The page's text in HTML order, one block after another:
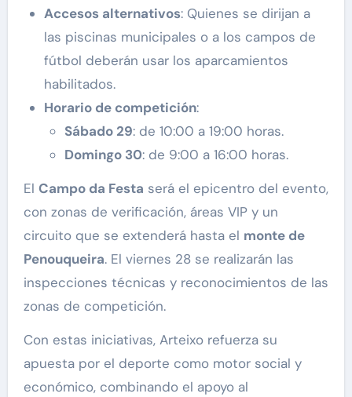
Accesos alternativos: Quienes se dirijan a
las piscinas municipales o a los campos de
fútbol deberán usar los aparcamientos
habilitados.
Horario de competición:
Sábado 29: de 10:00 a 19:00 horas.
Domingo 30: de 9:00 a 16:00 horas.
El Campo da Festa será el epicentro del evento,
con zonas de verificación, áreas VIP y un
circuito que se extenderá hasta el monte de
Penouqueira. El viernes 28 se realizarán las
inspecciones técnicas y reconocimientos de las
zonas de competición.
Con estas iniciativas, Arteixo refuerza su
apuesta por el deporte como motor social y
económico, combinando el apoyo al